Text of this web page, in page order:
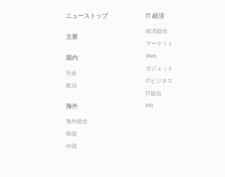
ニューストップ
主要
国内
社会
政治
海外
海外総合
韓国
中国
IT 経済
経済総合
マーケット
Web
ガジェット
ITビジネス
IT総合
PR